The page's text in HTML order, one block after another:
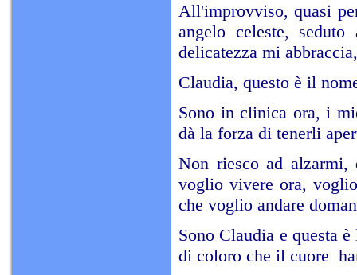
All'improvviso, quasi
angelo celeste,
delicatezza mi
Claudia, questo è il
Sono in clinica ora, i
dà la forza di tenerli
Non riesco ad alzarmi,
voglio vivere ora,
che voglio andare
Sono Claudia e questa
di coloro che il cuore